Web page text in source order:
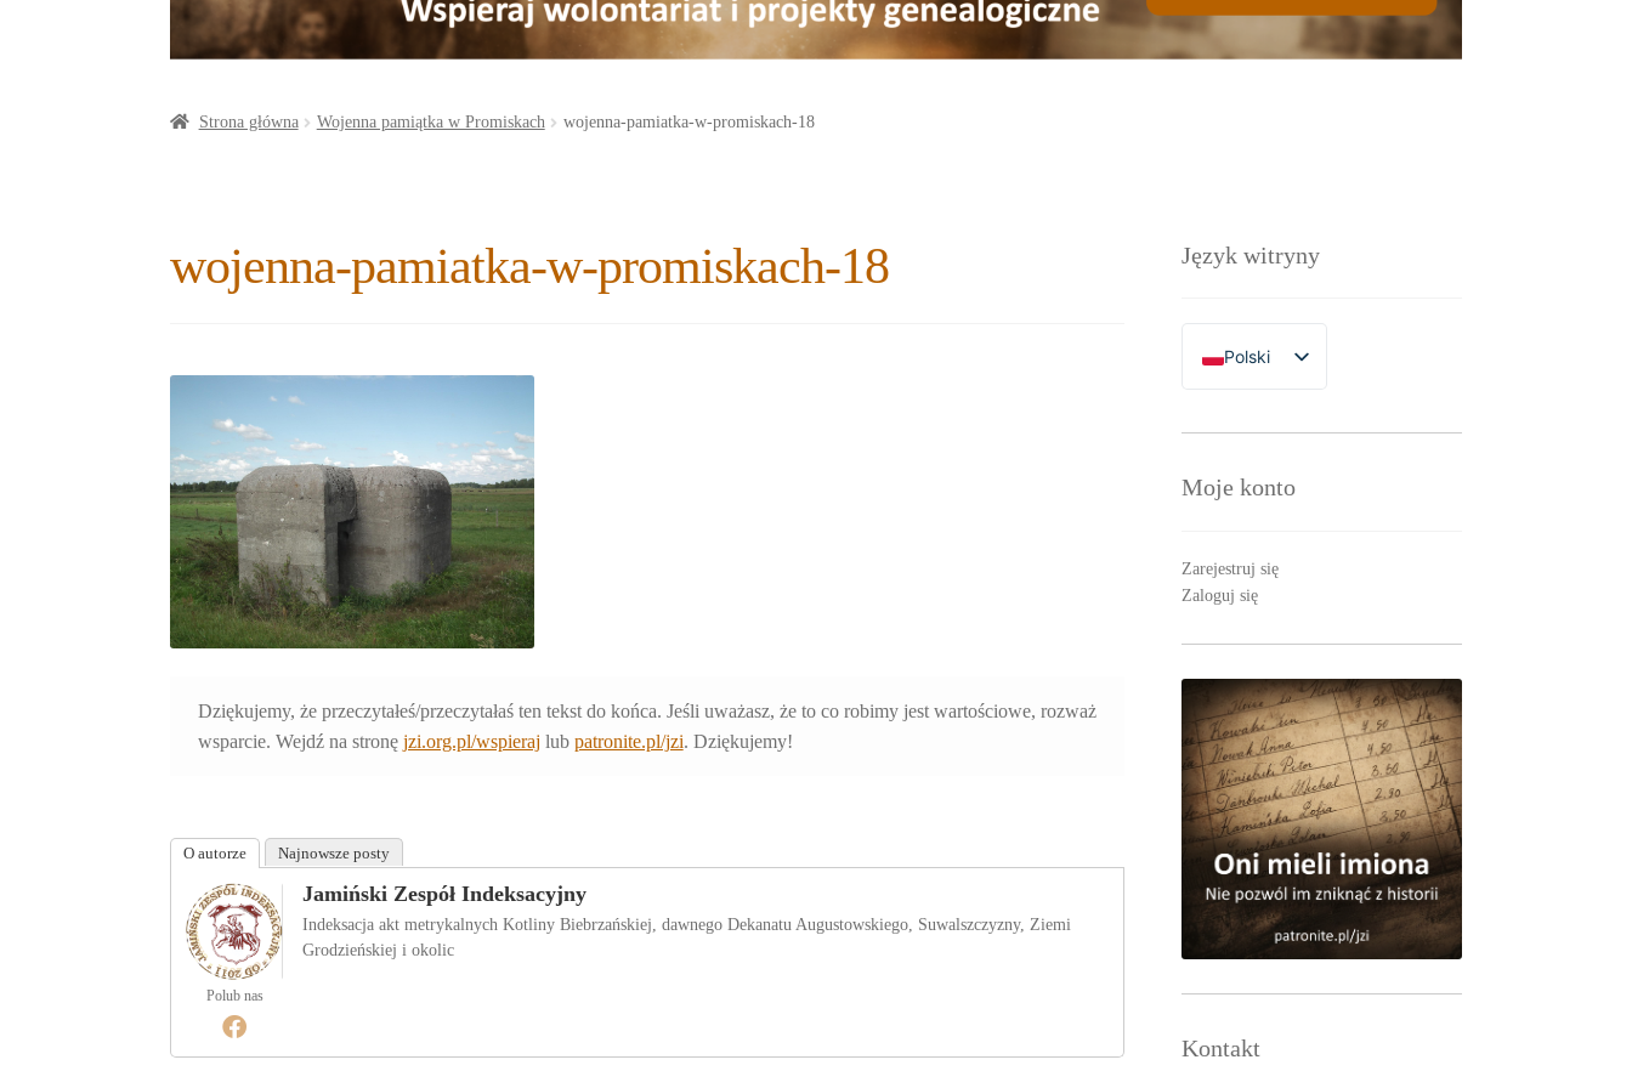
Strona główna Wojenna pamiątka w Promiskach wojenna-pamiatka-w-promiskach-18
wojenna-pamiatka-w-promiskach-18
Dziękujemy, że przeczytałeś/przeczytałaś ten tekst do końca. Jeśli uważasz, że to co robimy jest wartościowe, rozważ
wsparcie. Wejdź na stronę jzi.org.pl/wspieraj lub patronite.pl/jzi. Dziękujemy!
O autorze Najnowsze posty
Polub nas
Jamiński Zespół Indeksacyjny
Indeksacja akt metrykalnych Kotliny Biebrzańskiej, dawnego Dekanatu Augustowskiego, Suwalszczyzny, Ziemi
Grodzieńskiej i okolic
Język witryny
Polski
English
Moje konto
Zarejestruj się
Zaloguj się
Kontakt